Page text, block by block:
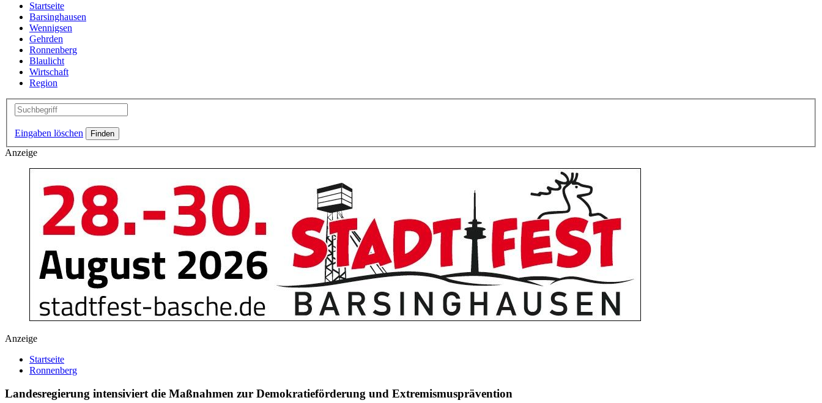
Startseite
Barsinghausen
Wennigsen
Gehrden
Ronnenberg
Blaulicht
Wirtschaft
Region
Eingaben löschen
Anzeige
Anzeige
Startseite
Ronnenberg
Landesregierung intensiviert die Maßnahmen zur Demokratieförderung und Extremismusprävention